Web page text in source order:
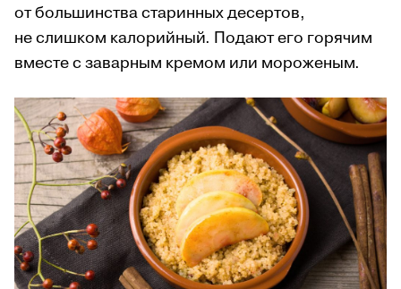
от большинства старинных десертов,
не слишком калорийный. Подают его горячим
вместе с заварным кремом или мороженым.